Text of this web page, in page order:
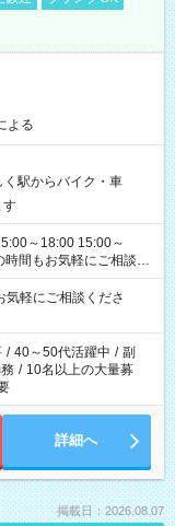
よる
く駅からバイク・車
す
軽にご相談くださ
/ 40～50代活躍中 / 副
/ 10名以上の大量募
詳細へ
掲載日：2026.08.07